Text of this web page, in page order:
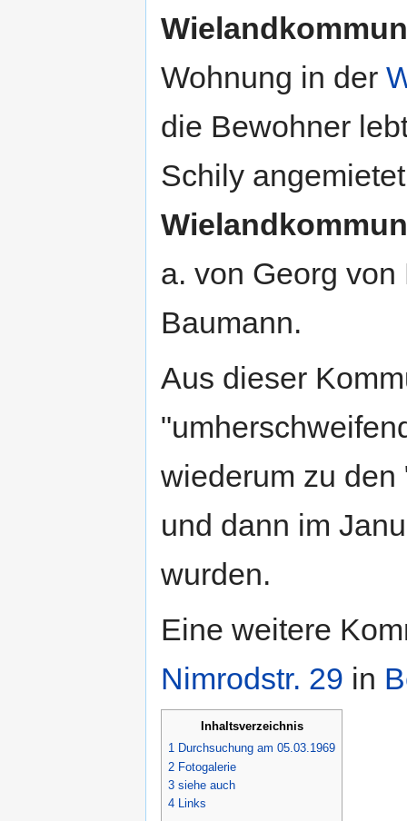
Wohnung in der
die Bewohner
Schily
a. von Georg
Baumann.
Aus dieser
wiederum zu den
und dann im
wurden.
Eine weitere
Nimrodstr. 29 in
Inhaltsverzeichnis
1 Durchsuchung am 05.03.1969
2 Fotogalerie
3 siehe auch
4 Links